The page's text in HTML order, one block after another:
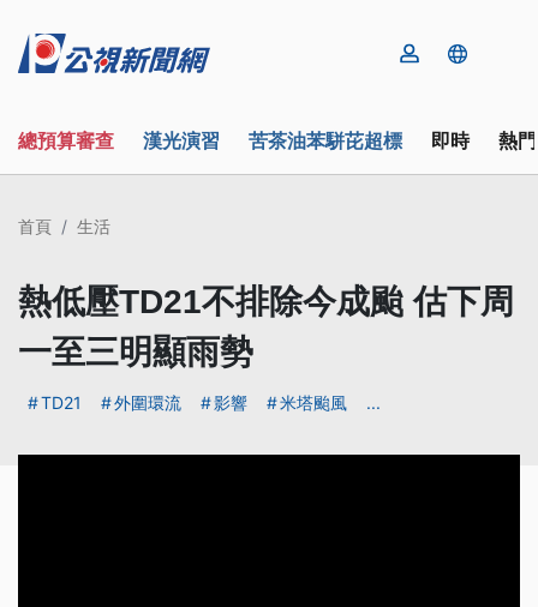
總預算審查 漢光演習 苦茶油苯駢芘超標 即時 熱
首頁 生活
熱低壓TD21不排除今成颱 估下周
一至三明顯雨勢
TD21 外圍環流 影響 米塔颱風 ...